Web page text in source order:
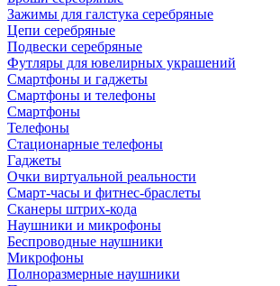
Зажимы для галстука серебряные
Цепи серебряные
Подвески серебряные
Футляры для ювелирных украшений
Смартфоны и гаджеты
Смартфоны и телефоны
Смартфоны
Телефоны
Стационарные телефоны
Гаджеты
Очки виртуальной реальности
Смарт-часы и фитнес-браслеты
Сканеры штрих-кода
Наушники и микрофоны
Беспроводные наушники
Микрофоны
Полноразмерные наушники